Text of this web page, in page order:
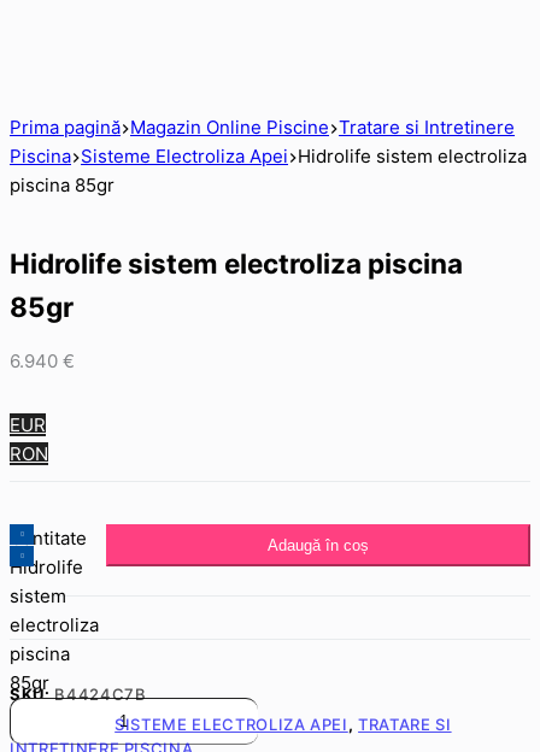
Prima pagină Magazin Online Piscine Tratare si Intretinere
Piscina Sisteme Electroliza Apei Hidrolife sistem electroliza
piscina 85gr
Hidrolife sistem electroliza piscina
85gr
6.940 €
EUR
RON
Cantitate
Hidrolife
sistem
electroliza
piscina
85gr
Adaugă în coș
SKU:B4424C7B
CATEGORII:SISTEME ELECTROLIZA APEI,TRATARE SI